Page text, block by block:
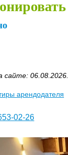
сайте: 06.08.2026.
арендодателя
02-26